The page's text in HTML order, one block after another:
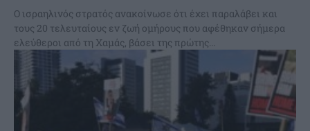
Ο ισραηλινός στρατός ανακοίνωσε ότι έχει παραλάβει και
τους 20 τελευταίους εν ζωή ομήρους που αφέθηκαν σήμερα
ελεύθεροι από τη Χαμάς, βάσει της πρώτης...